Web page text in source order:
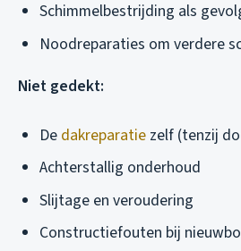
Schimmelbestrijding als
Noodreparaties om verdere
Niet gedekt:
De dakreparatie zelf (tenzij
Achterstallig onderhoud
Slijtage en veroudering
Constructiefouten bij